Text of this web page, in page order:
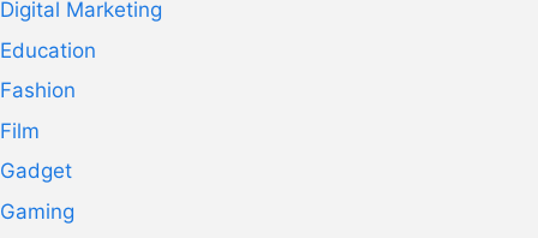
Digital Marketing
Education
Fashion
Film
Gadget
Gaming